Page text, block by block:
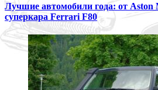
Лучшие автомобили года: от Aston
суперкара Ferrari F80